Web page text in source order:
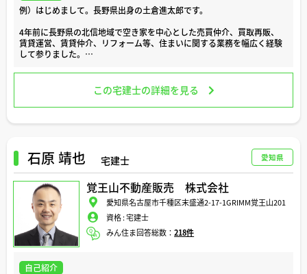
例）はじめまして。長野県出身の土倉進太郎です。
4年前に長野県の北信地域で空き家を中心とした売買仲介、買取再販、
賃貸運営、賃貸仲介、リフォーム等、住まいに関する業務を幅広く経験
して参りました。
空き家の利活用や、取引に関わるリスクはもちろん、長野県への移住に
関する知識に特化しています。
長野県への移住をお考えの方や、山林や農地などを相続してお困りの方
この宅建士の詳細を見る
石原 靖也 宅建士 愛知県
覚王山不動産販売 株式会社
愛知県名古屋市千種区末盛通2-17-1GRIMM覚王山201
資格 :宅建士
みん住ま回答総数：218件
自己紹介